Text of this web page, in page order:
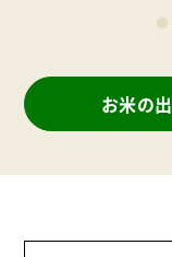
お米の